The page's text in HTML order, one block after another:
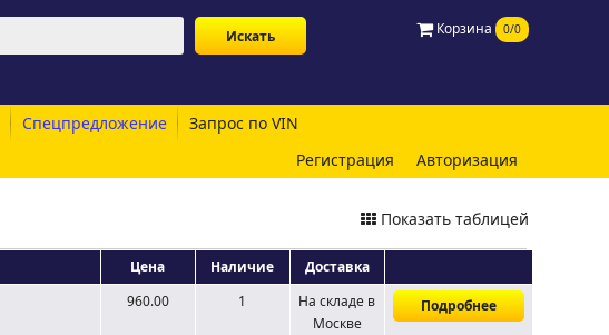
Корзина 0/0
Спецпредложение
Запрос по VIN
Регистрация
Авторизация
Показать таблицей
Цена Наличие
Доставка
960.00 1 На складе в
Москве
Подробнее